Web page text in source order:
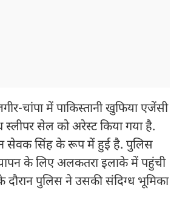
चांपा में पाकिस्तानी खुफिया एजेंसी
सेल को अरेस्ट किया गया है.
सेवक सिंह के रूप में हुई है. पुलिस
के लिए अलकतरा इलाके में पहुंची
दौरान पुलिस ने उसकी संदिग्ध भूमिका